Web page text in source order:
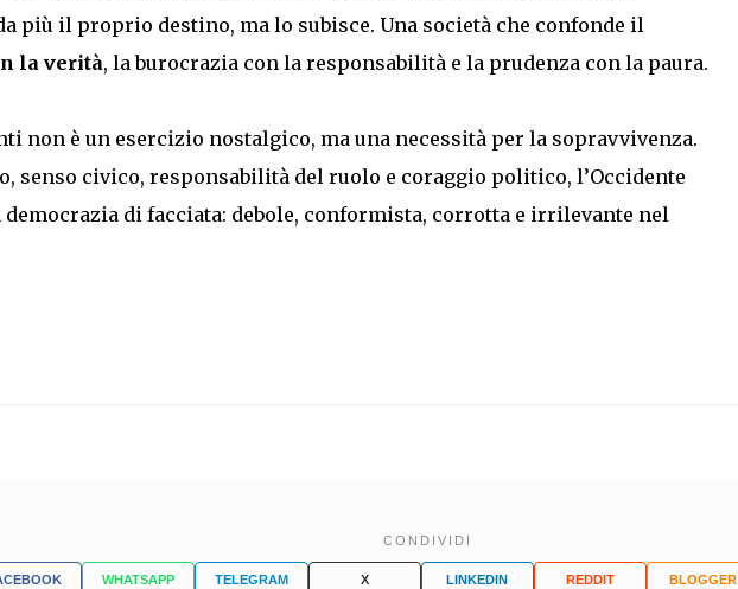
più il proprio destino, ma lo subisce. Una società che confonde il
la verità, la burocrazia con la responsabilità e la prudenza con la paura.
non è un esercizio nostalgico, ma una necessità per la sopravvivenza.
senso civico, responsabilità del ruolo e coraggio politico, l’Occidente
di facciata: debole, conformista, corrotta e irrilevante nel
CONDIVIDI
WHATSAPP TELEGRAM X LINKEDIN REDDIT BLOGGER